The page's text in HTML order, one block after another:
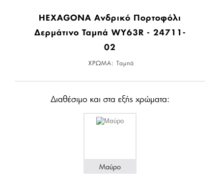
HEXAGONA Ανδρικό Πορτοφόλι
Δερμάτινο Ταμπά WY63R - 24711-
02
ΧΡΩΜΑ: Ταμπά
Διαθέσιμο και στα εξής χρώματα:
Μαύρο